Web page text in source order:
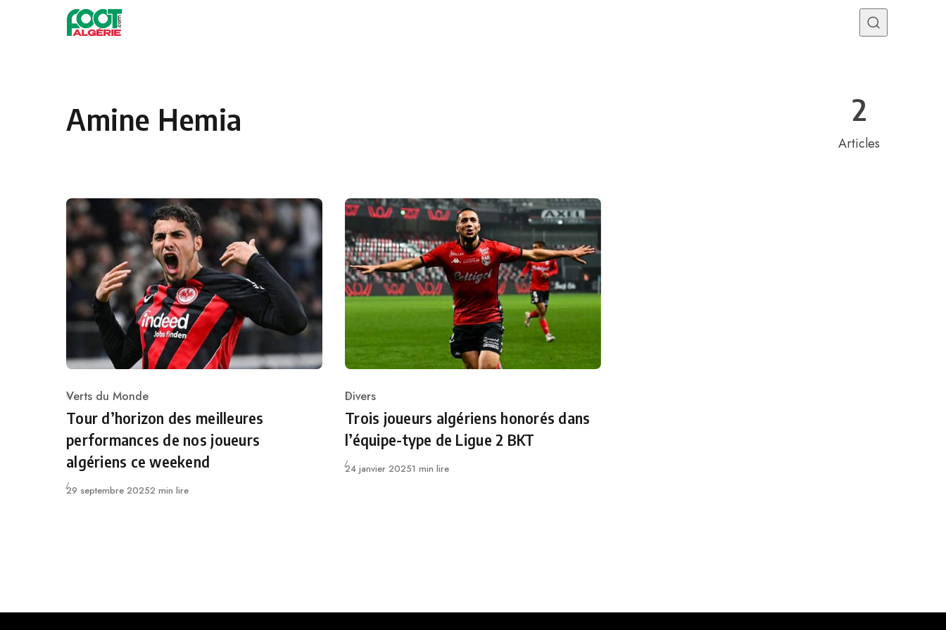
Skip to content
Amine Hemia 2
Articles
Category
Verts du Monde
Tour d’horizon des meilleures
performances de nos joueurs
algériens ce weekend
Publié
29 septembre 20252 min lire
Category
Divers
Trois joueurs algériens honorés dans
l’équipe-type de Ligue 2 BKT
Publié
24 janvier 20251 min lire